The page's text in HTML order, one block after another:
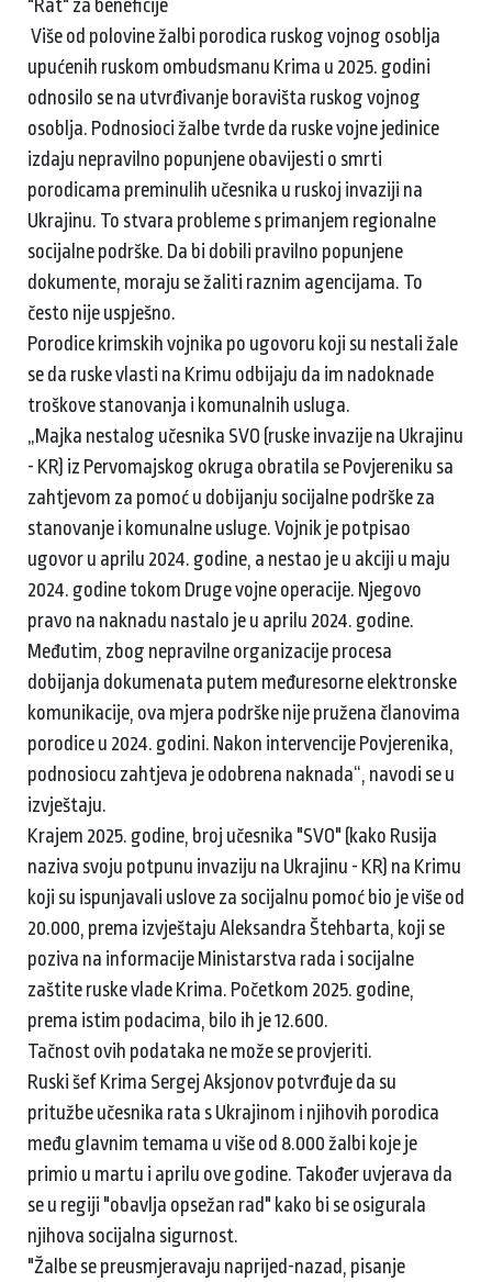
"Rat" za beneficije
Više od polovine žalbi porodica ruskog vojnog osoblja
upućenih ruskom ombudsmanu Krima u 2025. godini
odnosilo se na utvrđivanje boravišta ruskog vojnog
osoblja. Podnosioci žalbe tvrde da ruske vojne jedinice
izdaju nepravilno popunjene obavijesti o smrti
porodicama preminulih učesnika u ruskoj invaziji na
Ukrajinu. To stvara probleme s primanjem regionalne
socijalne podrške. Da bi dobili pravilno popunjene
dokumente, moraju se žaliti raznim agencijama. To
često nije uspješno.
Porodice krimskih vojnika po ugovoru koji su nestali žale
se da ruske vlasti na Krimu odbijaju da im nadoknade
troškove stanovanja i komunalnih usluga.
„Majka nestalog učesnika SVO (ruske invazije na Ukrajinu
- KR) iz Pervomajskog okruga obratila se Povjereniku sa
zahtjevom za pomoć u dobijanju socijalne podrške za
stanovanje i komunalne usluge. Vojnik je potpisao
ugovor u aprilu 2024. godine, a nestao je u akciji u maju
2024. godine tokom Druge vojne operacije. Njegovo
pravo na naknadu nastalo je u aprilu 2024. godine.
Međutim, zbog nepravilne organizacije procesa
dobijanja dokumenata putem međuresorne elektronske
komunikacije, ova mjera podrške nije pružena članovima
porodice u 2024. godini. Nakon intervencije Povjerenika,
podnosiocu zahtjeva je odobrena naknada“, navodi se u
izvještaju.
Krajem 2025. godine, broj učesnika "SVO" (kako Rusija
naziva svoju potpunu invaziju na Ukrajinu - KR) na Krimu
koji su ispunjavali uslove za socijalnu pomoć bio je više od
20.000, prema izvještaju Aleksandra Štehbarta, koji se
poziva na informacije Ministarstva rada i socijalne
zaštite ruske vlade Krima. Početkom 2025. godine,
prema istim podacima, bilo ih je 12.600.
Tačnost ovih podataka ne može se provjeriti.
Ruski šef Krima Sergej Aksjonov potvrđuje da su
pritužbe učesnika rata s Ukrajinom i njihovih porodica
među glavnim temama u više od 8.000 žalbi koje je
primio u martu i aprilu ove godine. Također uvjerava da
se u regiji "obavlja opsežan rad" kako bi se osigurala
njihova socijalna sigurnost.
"Žalbe se preusmjeravaju naprijed-nazad, pisanje